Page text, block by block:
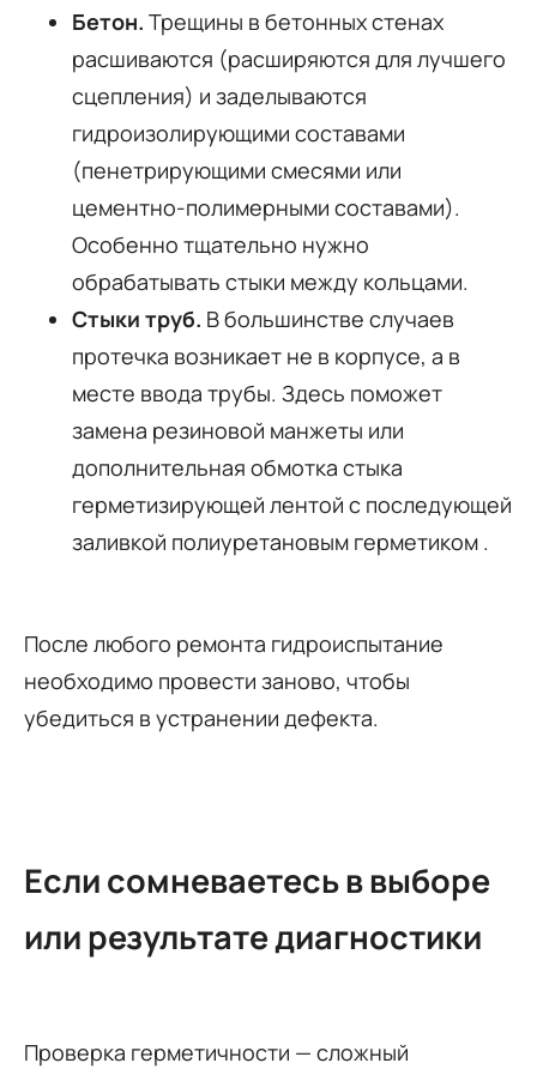
Бетон. Трещины в бетонных стенах
расшиваются (расширяются для лучшего
сцепления) и заделываются
гидроизолирующими составами
(пенетрирующими смесями или
цементно-полимерными составами).
Особенно тщательно нужно
обрабатывать стыки между кольцами.
Стыки труб. В большинстве случаев
протечка возникает не в корпусе, а в
месте ввода трубы. Здесь поможет
замена резиновой манжеты или
дополнительная обмотка стыка
герметизирующей лентой с последующей
заливкой полиуретановым герметиком .
После любого ремонта гидроиспытание
необходимо провести заново, чтобы
убедиться в устранении дефекта.
Если сомневаетесь в выборе
или результате диагностики
Проверка герметичности — сложный